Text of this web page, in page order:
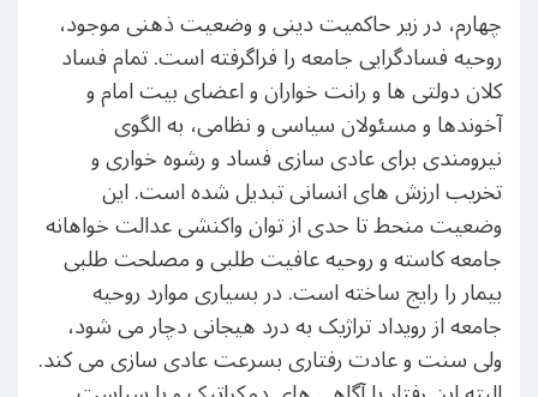
چهارم، در زیر حاکمیت دینی و وضعیت ذهنی موجود،
روحیه فسادگرایی جامعه را فراگرفته است. تمام فساد
کلان دولتی ها و رانت خواران و اعضای بیت امام و
آخوندها و مسئولان سیاسی و نظامی، به الگوی
نیرومندی برای عادی سازی فساد و رشوه خواری و
تخریب ارزش های انسانی تبدیل شده است. این
وضعیت منحط تا حدی از توان واکنشی عدالت خواهانه
جامعه کاسته و روحیه عافیت طلبی و مصلحت طلبی
بیمار را رایج ساخته است. در بسیاری موارد روحیه
جامعه از رویداد تراژیک به درد هیجانی دچار می شود،
ولی سنت و عادت رفتاری بسرعت عادی سازی می کند.